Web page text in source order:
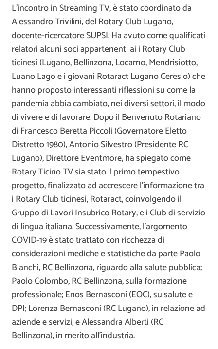
L’incontro in Streaming TV, è stato coordinato da
Alessandro Trivilini, del Rotary Club Lugano,
docente-ricercatore SUPSI. Ha avuto come qualificati
relatori alcuni soci appartenenti ai i Rotary Club
ticinesi (Lugano, Bellinzona, Locarno, Mendrisiotto,
Luano Lago e i giovani Rotaract Lugano Ceresio) che
hanno proposto interessanti riflessioni su come la
pandemia abbia cambiato, nei diversi settori, il modo
di vivere e di lavorare. Dopo il Benvenuto Rotariano
di Francesco Beretta Piccoli (Governatore Eletto
Distretto 1980), Antonio Silvestro (Presidente RC
Lugano), Direttore Eventmore, ha spiegato come
Rotary Ticino TV sia stato il primo tempestivo
progetto, finalizzato ad accrescere l’informazione tra
i Rotary Club ticinesi, Rotaract, coinvolgendo il
Gruppo di Lavori Insubrico Rotary, e i Club di servizio
di lingua italiana. Successivamente, l’argomento
COVID-19 è stato trattato con ricchezza di
considerazioni mediche e statistiche da parte Paolo
Bianchi, RC Bellinzona, riguardo alla salute pubblica;
Paolo Colombo, RC Bellinzona, sulla formazione
professionale; Enos Bernasconi (EOC), su salute e
DPI; Lorenza Bernasconi (RC Lugano), in relazione ad
aziende e servizi, e Alessandra Alberti (RC
Bellinzona), in merito all’industria.